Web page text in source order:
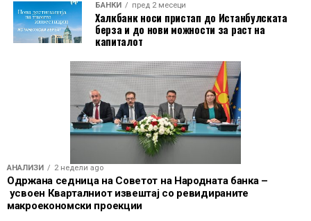
НЛБ до 2030 година цели и кон вкупен принос за
акционерите, мерен преку интерна стапка на поврат,
од 20 до 30 проценти.
Надзорниот одбор воедно им ги продолжил
мандатите на тројца членови на Управата за нови
петгодишни периоди, почнувајќи од 28 април 2027
година. Хедвика Усеник ќе продолжи да биде
задолжена за работењето со населението и
приватното банкарство, Андреј Ласич за
корпоративното и инвестициското банкарство, а
Антонио Аргир за управувањето со НЛБ Групација,
платниот промет и иновациите.
БАНКИ пред 2 месеци
Халкбанк носи пристап до Истанбулската
берза и до нови можности за раст на
капиталот
АНАЛИЗИ 2 недели ago
Одржана седница на Советот на Народната банка –
усвоен Кварталниот извештај со ревидираните
макроекономски проекции